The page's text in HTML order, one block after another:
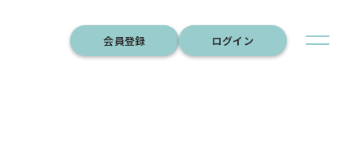
会員登録 ログイン